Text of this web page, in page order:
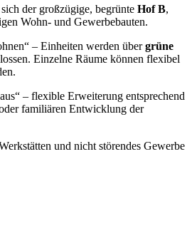
der großzügige, begrünte Hof B,
Wohn- und Gewerbebauten.
– Einheiten werden übergrüne
Einzelne Räume können flexibel
– flexible Erweiterung entsprechend
familiären Entwicklung der
und nicht störendes Gewerbe